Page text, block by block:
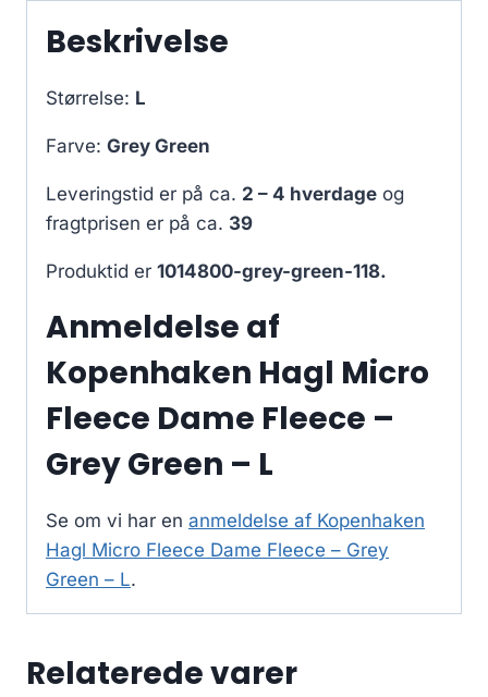
Beskrivelse
Størrelse: L
Farve: Grey Green
Leveringstid er på ca. 2 – 4 hverdage og
fragtprisen er på ca. 39
Produktid er 1014800-grey-green-118.
Anmeldelse af
Kopenhaken Hagl Micro
Fleece Dame Fleece –
Grey Green – L
Se om vi har en anmeldelse af Kopenhaken
Hagl Micro Fleece Dame Fleece – Grey
Green – L.
Relaterede varer